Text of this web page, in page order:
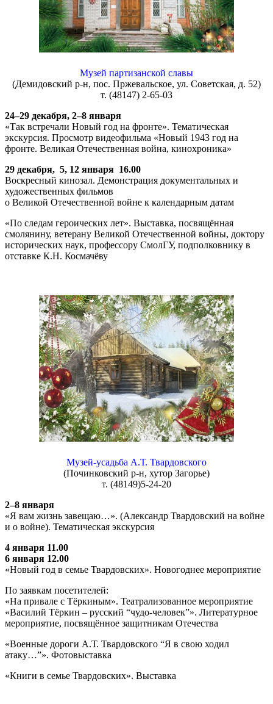
Музей партизанской славы
(Демидовский р-н, пос. Пржевальское, ул. Советская, д. 52)
т. (48147) 2-65-03
24–29 декабря, 2–8 января
«Так встречали Новый год на фронте». Тематическая
экскурсия. Просмотр видеофильма «Новый 1943 год на
фронте. Великая Отечественная война, кинохроника»
29 декабря, 5, 12 января 16.00
Воскресный кинозал. Демонстрация документальных и
художественных фильмов
о Великой Отечественной войне к календарным датам
«По следам героических лет». Выставка, посвящённая
смолянину, ветерану Великой Отечественной войны, доктору
исторических наук, профессору СмолГУ, подполковнику в
отставке К.Н. Космачёву
Музей-усадьба А.Т. Твардовского
(Починковский р-н, хутор Загорье)
т. (48149)5-24-20
2–8 января
«Я вам жизнь завещаю…». (Александр Твардовский на войне
и о войне). Тематическая экскурсия
4 января 11.00
6 января 12.00
«Новый год в семье Твардовских». Новогоднее мероприятие
По заявкам посетителей:
«На привале с Тёркиным». Театрализованное мероприятие
«Василий Тёркин – русский “чудо-человек”». Литературное
мероприятие, посвящённое защитникам Отечества
«Военные дороги А.Т. Твардовского “Я в свою ходил
атаку…”». Фотовыставка
«Книги в семье Твардовских». Выставка